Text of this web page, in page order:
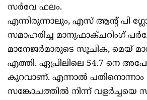
സര്‍വേ ഫലം.
എന്നിരുന്നാലും, എസ് ആന്റ് പി
സമാഹരിച്ച മാനുഫാക്ചറിംഗ്
മാനേജര്‍മാരുടെ സൂചിക, മെയ്
എത്തി. ഏപ്രിലിലെ 54.7 നെ
കുറവാണ്. എന്നാല്‍ പതിനൊന്നാം
സങ്കോചത്തില്‍ നിന്ന് വളര്‍ച്ചയെ